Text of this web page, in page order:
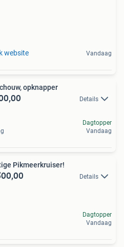
website Vandaag
opknapper
Details
Dagtopper
Vandaag
Prachtige Pikmeerkruiser!
Details
Dagtopper
Vandaag